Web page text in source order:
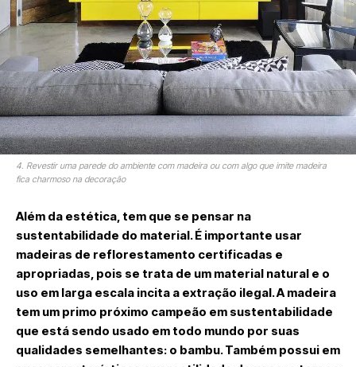
4. Revestir uma parede do ambiente com madeira ou com algo que imite madeira
fica charmoso na decoração
Além da estética, tem que se pensar na
sustentabilidade do material. É importante usar
madeiras de reflorestamento certificadas e
apropriadas, pois se trata de um material natural e o
uso em larga escala incita a extração ilegal. A madeira
tem um primo próximo campeão em sustentabilidade
que está sendo usado em todo mundo por suas
qualidades semelhantes: o bambu. Também possui em